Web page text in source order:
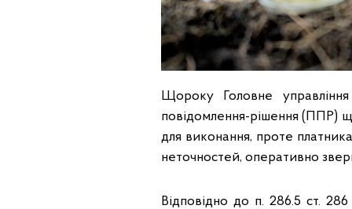
Щороку Головне
повідомлення-рішення (ППР)
для виконання, проте
неточностей, оперативно
Відповідно до п. 286.5 ст.